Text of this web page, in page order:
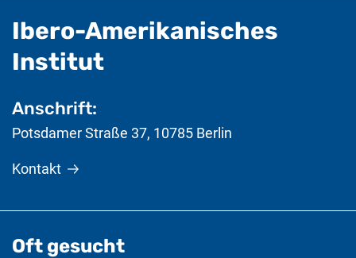
Ibero-Amerikanisches
Institut- nützliche
Anschrift:
Potsdamer Straße 37, 10785 Berlin
Kontakt
Oft gesucht